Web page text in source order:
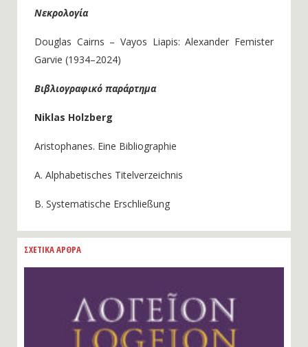
Νεκρολογία
Douglas Cairns – Vayos Liapis: Alexander Femister
Garvie (1934–2024)
Βιβλιογραφικό παράρτημα
Niklas Holzberg
Aristophanes. Eine Bibliographie
A. Alphabetisches Titelverzeichnis
B. Systematische Erschließung
ΣΧΕΤΙΚΑ ΑΡΘΡΑ